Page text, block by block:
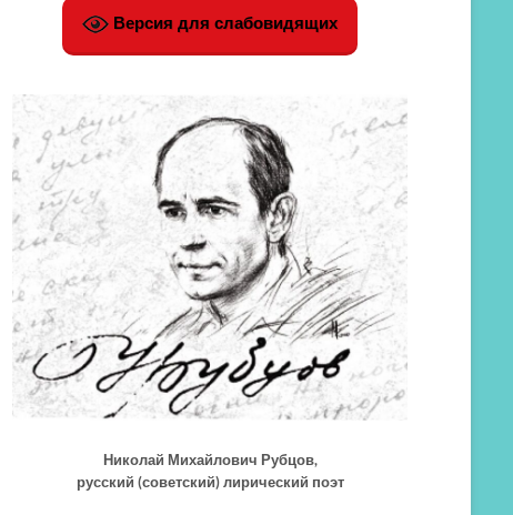
Версия для слабовидящих
Николай Михайлович Рубцов,
русский (советский) лирический поэт